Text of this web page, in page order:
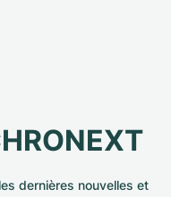
dernières nouvelles et